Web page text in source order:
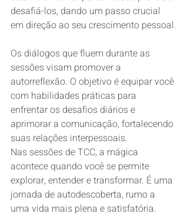
desafiá-los, dando um passo crucial
em direção ao seu crescimento pessoal.
Os diálogos que fluem durante as
sessões visam promover a
autorreflexão. O objetivo é equipar você
com habilidades práticas para
enfrentar os desafios diários e
aprimorar a comunicação, fortalecendo
suas relações interpessoais.
Nas sessões de TCC, a mágica
acontece quando você se permite
explorar, entender e transformar. É uma
jornada de autodescoberta, rumo a
uma vida mais plena e satisfatória.